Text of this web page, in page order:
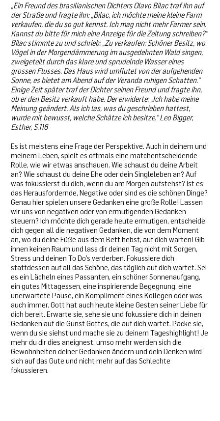
„Ein Freund des brasilianischen Dichters Olavo Bilac traf ihn auf
der Straße und fragte ihn: „Bilac, ich möchte meine kleine Farm
verkaufen, die du so gut kennst. Ich mag nicht mehr Farmer sein.
Kannst du bitte für mich eine Anzeige für die Zeitung schreiben?“
Bilac stimmte zu und schrieb: „Zu verkaufen: Schöner Besitz, wo
Vögel in der Morgendämmerung im ausgedehnten Wald singen,
zweigeteilt durch das klare und sprudelnde Wasser eines
grossen Flusses. Das Haus wird umflutet von der aufgehenden
Sonne, es bietet am Abend auf der Veranda ruhigen Schatten.“
Einige Zeit später traf der Dichter seinen Freund und fragte ihn,
ob er den Besitz verkauft habe. Der erwiderte: „Ich habe meine
Meinung geändert. Als ich las, was du geschrieben hattest,
wurde mit bewusst, welche Schätze ich besitze.“ Leo Bigger,
Esther, S.116
Es ist meistens eine Frage der Perspektive. Auch in deinem und
meinem Leben, spielt es oftmals eine matchentscheidende
Rolle, wie wir etwas anschauen. Wie schaust du deine Arbeit
an? Wie schaust du deine Ehe oder dein Singleleben an? Auf
was fokussierst du dich, wenn du am Morgen aufstehst? Ist es
das Herausfordernde, Negative oder sind es die schönen Dinge?
Genau hier spielen unsere Gedanken eine große Rolle! Lassen
wir uns von negativen oder von ermutigenden Gedanken
steuern? Ich möchte dich gerade heute ermutigen, entscheide
dich gegen all die negativen Gedanken, die von dem Moment
an, wo du deine Füße aus dem Bett hebst, auf dich warten! Gib
ihnen keinen Raum und lass dir deinen Tag nicht mit Sorgen,
Stress und deinen To Do’s verderben. Fokussiere dich
stattdessen auf all das Schöne, das täglich auf dich wartet. Sei
es ein Lächeln eines Passanten, ein schöner Sonnenaufgang,
ein gutes Mittagessen, eine inspirierende Begegnung, eine
unerwartete Pause, ein Kompliment eines Kollegen oder was
auch immer. Gott hat auch heute kleine Gesten seiner Liebe für
dich bereit. Erwarte sie, sehe sie und fokussiere dich in deinen
Gedanken auf die Gunst Gottes, die auf dich wartet. Packe sie,
wenn du sie siehst und mache sie zu deinem Tageshighlight! Je
mehr du dir dies aneignest, umso mehr werden sich die
Gewohnheiten deiner Gedanken ändern und dein Denken wird
sich auf das Gute und nicht mehr auf das Schlechte
fokussieren.